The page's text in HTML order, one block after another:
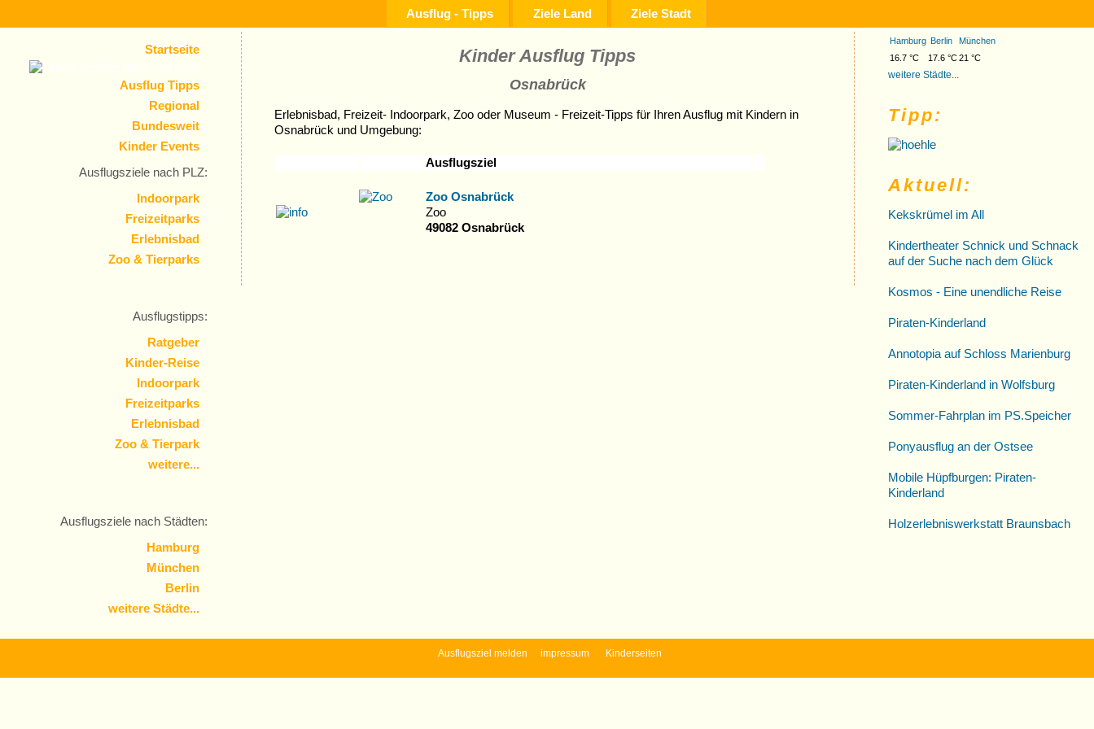
Ausflug - Tipps Ziele Land Ziele Stadt
Startseite
Ausflug Tipps
Regional
Bundesweit
Kinder Events
Ausflugsziele nach PLZ:
Indoorpark
Freizeitparks
Erlebnisbad
Zoo & Tierparks
Ausflugstipps:
Ratgeber
Kinder-Reise
Indoorpark
Freizeitparks
Erlebnisbad
Zoo & Tierpark
weitere...
Ausflugsziele nach Städten:
Hamburg
München
Berlin
weitere Städte...
Kinder Ausflug Tipps
Osnabrück
Erlebnisbad, Freizeit- Indoorpark, Zoo oder Museum - Freizeit-Tipps für Ihren Ausflug mit Kindern in
Osnabrück und Umgebung:
Ausflugsziel
Zoo Osnabrück
Zoo
49082 Osnabrück
Hamburg Berlin
München
16.7 °C
17.6 °C 21 °C
weitere Städte...
Tipp:
Aktuell:
Kekskrümel im All
Kindertheater Schnick und Schnack
auf der Suche nach dem Glück
Kosmos - Eine unendliche Reise
Piraten-Kinderland
Annotopia auf Schloss Marienburg
Piraten-Kinderland in Wolfsburg
Sommer-Fahrplan im PS.Speicher
Ponyausflug an der Ostsee
Mobile Hüpfburgen: Piraten-
Kinderland
Holzerlebniswerkstatt Braunsbach
Ausflugsziel melden impressum Kinderseiten